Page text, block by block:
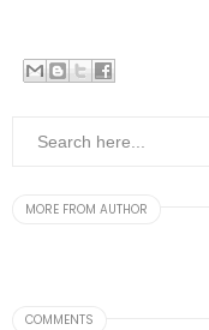
MORE FROM AUTHOR
COMMENTS